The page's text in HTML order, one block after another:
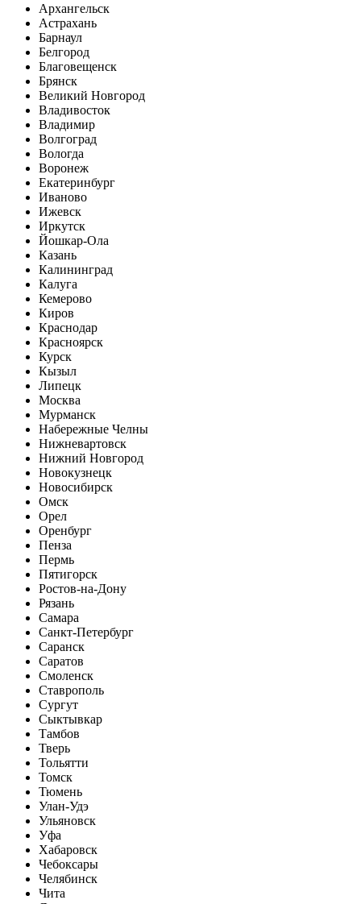
Архангельск
Астрахань
Барнаул
Белгород
Благовещенск
Брянск
Великий Новгород
Владивосток
Владимир
Волгоград
Вологда
Воронеж
Екатеринбург
Иваново
Ижевск
Иркутск
Йошкар-Ола
Казань
Калининград
Калуга
Кемерово
Киров
Краснодар
Красноярск
Курск
Кызыл
Липецк
Москва
Мурманск
Набережные Челны
Нижневартовск
Нижний Новгород
Новокузнецк
Новосибирск
Омск
Орел
Оренбург
Пенза
Пермь
Пятигорск
Ростов-на-Дону
Рязань
Самара
Санкт-Петербург
Саранск
Саратов
Смоленск
Ставрополь
Сургут
Сыктывкар
Тамбов
Тверь
Тольятти
Томск
Тюмень
Улан-Удэ
Ульяновск
Уфа
Хабаровск
Чебоксары
Челябинск
Чита